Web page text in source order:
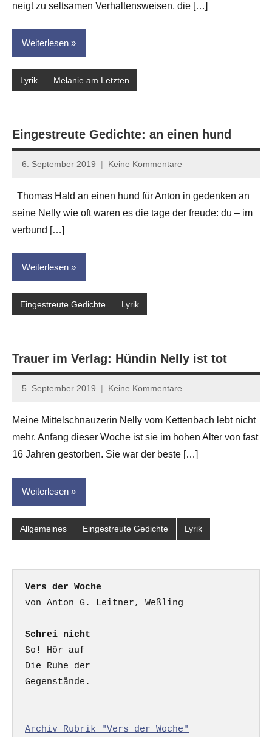
neigt zu seltsamen Verhaltensweisen, die […]
Weiterlesen
Lyrik Melanie am Letzten
Eingestreute Gedichte: an einen hund
6. September 2019
Jan-
Hornauer
für
dasgedichtblog
Keine Kommentare
Thomas Hald an einen hund für Anton in gedenken an
seine Nelly wie oft waren es die tage der freude: du – im
verbund […]
Weiterlesen
Eingestreute Gedichte Lyrik
Trauer im Verlag: Hündin Nelly ist tot
5. September 2019
Jan-
Hornauer
für
dasgedichtblog
Keine Kommentare
Meine Mittelschnauzerin Nelly vom Kettenbach lebt nicht
mehr. Anfang dieser Woche ist sie im hohen Alter von fast
16 Jahren gestorben. Sie war der beste […]
Weiterlesen
Allgemeines Eingestreute Gedichte Lyrik
Vers der Woche
Schrei nicht
So! Hör auf
Die Ruhe der
Gegenstände.
Archiv Rubrik "Vers der Woche"